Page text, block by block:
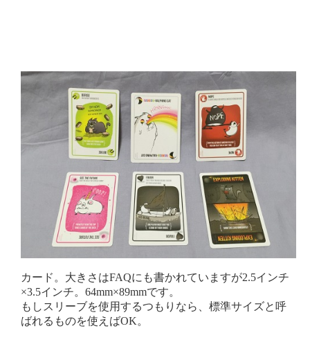
カード。大きさはFAQにも書かれていますが2.5インチ
×3.5インチ。64mm×89mmです。
もしスリーブを使用するつもりなら、標準サイズと呼
ばれるものを使えばOK。